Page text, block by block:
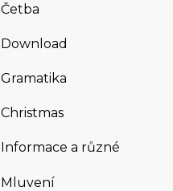
Četba
Download
Gramatika
Christmas
Informace a různé
Mluvení